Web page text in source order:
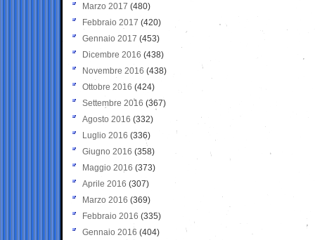
Marzo 2017 (480)
Febbraio 2017 (420)
Gennaio 2017 (453)
Dicembre 2016 (438)
Novembre 2016 (438)
Ottobre 2016 (424)
Settembre 2016 (367)
Agosto 2016 (332)
Luglio 2016 (336)
Giugno 2016 (358)
Maggio 2016 (373)
Aprile 2016 (307)
Marzo 2016 (369)
Febbraio 2016 (335)
Gennaio 2016 (404)